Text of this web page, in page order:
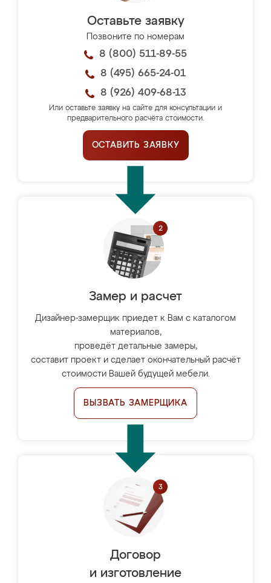
Оставьте заявку
Позвоните по номерам
8 (800) 511-89-55
8 (495) 665-24-01
8 (926) 409-68-13
Или оставьте заявку на сайте для консультации и
предварительного расчёта стоимости.
ОСТАВИТЬ ЗАЯВКУ
Замер и расчет
Дизайнер-замерщик приедет к Вам с каталогом
материалов,
проведёт детальные замеры,
составит проект и сделает окончательный расчёт
стоимости Вашей будущей мебели.
ВЫЗВАТЬ ЗАМЕРЩИКА
Договор
и изготовление